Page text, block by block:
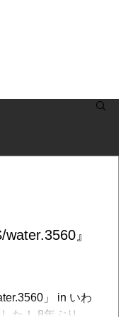
』
」 in いわ
た！ 8年ぶりの